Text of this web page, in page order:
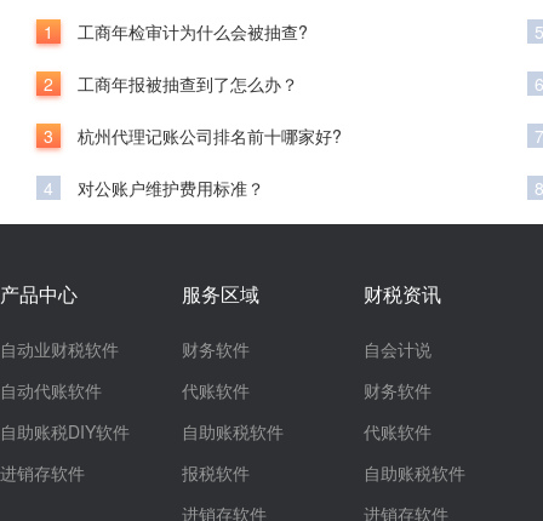
1 工商年检审计为什么会被抽查?
2 工商年报被抽查到了怎么办？
3 杭州代理记账公司排名前十哪家好?
4 对公账户维护费用标准？
5
6
7
8
产品中心
自动业财税软件
自动代账软件
自助账税DIY软件
进销存软件
服务区域
财务软件
代账软件
自助账税软件
报税软件
进销存软件
财税资讯
自会计说
财务软件
代账软件
自助账税软件
进销存软件